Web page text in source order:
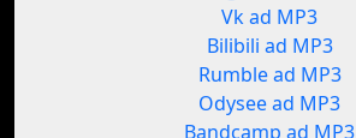
Vk ad MP3
Bilibili ad MP3
Rumble ad MP3
Odysee ad MP3
Bandcamp ad MP3